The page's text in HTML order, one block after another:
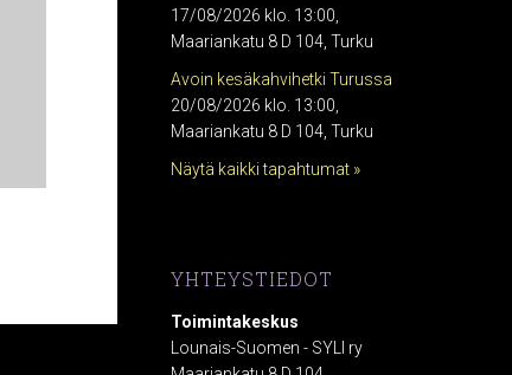
17/08/2026 klo. 13:00,
Maariankatu 8 D 104, Turku
Avoin kesäkahvihetki Turussa
20/08/2026 klo. 13:00,
Maariankatu 8 D 104, Turku
Näytä kaikki tapahtumat »
YHTEYSTIEDOT
Toimintakeskus
Lounais-Suomen - SYLI ry